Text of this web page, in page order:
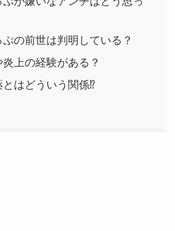
の前世は判明している？
上の経験がある？
はどういう関係⁉